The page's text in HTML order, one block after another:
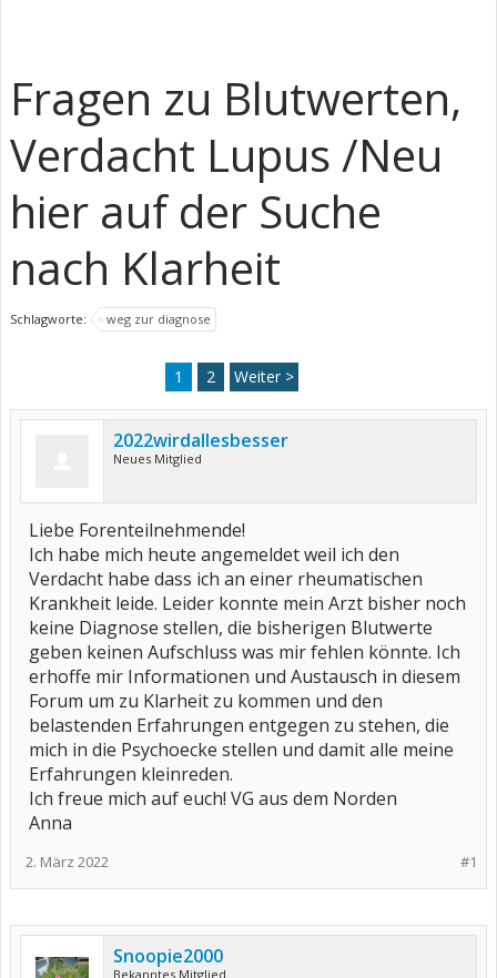
Fragen zu Blutwerten,
Verdacht Lupus /Neu
hier auf der Suche
nach Klarheit
Schlagworte: weg zur diagnose
1 2 Weiter >
2022wirdallesbesser
Neues Mitglied
Liebe Forenteilnehmende!
Ich habe mich heute angemeldet weil ich den
Verdacht habe dass ich an einer rheumatischen
Krankheit leide. Leider konnte mein Arzt bisher noch
keine Diagnose stellen, die bisherigen Blutwerte
geben keinen Aufschluss was mir fehlen könnte. Ich
erhoffe mir Informationen und Austausch in diesem
Forum um zu Klarheit zu kommen und den
belastenden Erfahrungen entgegen zu stehen, die
mich in die Psychoecke stellen und damit alle meine
Erfahrungen kleinreden.
Ich freue mich auf euch! VG aus dem Norden
Anna
#1
2. März 2022
Snoopie2000
Bekanntes Mitglied